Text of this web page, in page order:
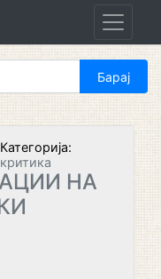
Категорија:
критика
НА